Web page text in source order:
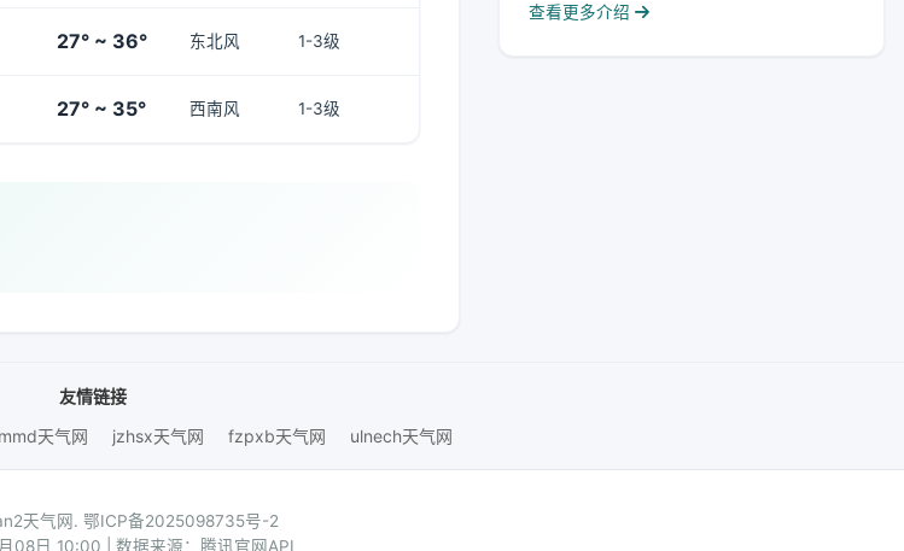
27° ~ 36° 东北风 1-3级
27° ~ 35° 西南风 1-3级
查看更多介绍
友情链接
天气网 jzhsx天气网 fzpxb天气网 ulnech天气网
天气网. 鄂ICP备2025098735号-2
08日 10:00 | 数据来源：腾讯官网API